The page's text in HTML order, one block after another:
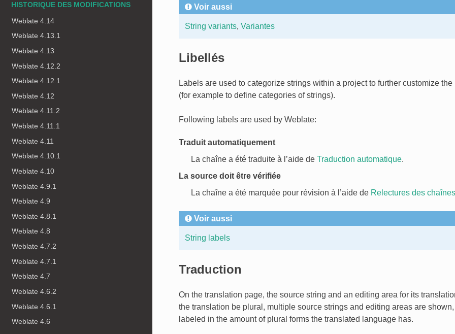
HISTORIQUE DES MODIFICATIONS
Weblate 4.14
Weblate 4.13.1
Weblate 4.13
Weblate 4.12.2
Weblate 4.12.1
Weblate 4.12
Weblate 4.11.2
Weblate 4.11.1
Weblate 4.11
Weblate 4.10.1
Weblate 4.10
Weblate 4.9.1
Weblate 4.9
Weblate 4.8.1
Weblate 4.8
Weblate 4.7.2
Weblate 4.7.1
Weblate 4.7
Weblate 4.6.2
Weblate 4.6.1
Weblate 4.6
Voir aussi
String variants, Variantes
Libellés
Labels are used to categorize strings within a project to further customize
(for example to define categories of strings).
Following labels are used by Weblate:
Traduit automatiquement
La chaîne a été traduite à l’aide de Traduction automatique.
La source doit être vérifiée
La chaîne a été marquée pour révision à l’aide de Relectures des
Voir aussi
String labels
Traduction
On the translation page, the source string and an editing area for its
the translation be plural, multiple source strings and editing areas are
labeled in the amount of plural forms the translated language has.